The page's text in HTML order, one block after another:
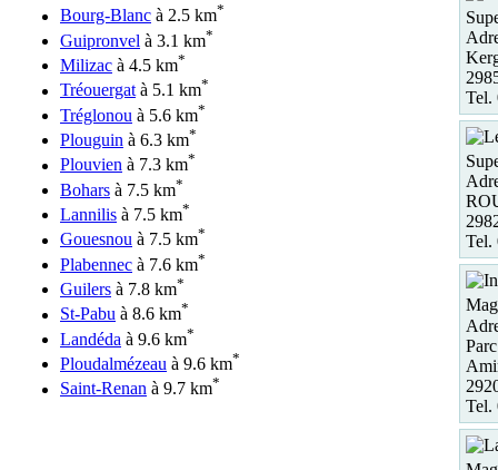
Bourg-Blanc à 2.5 km*
Guipronvel à 3.1 km*
Milizac à 4.5 km*
Tréouergatà 5.1 km*
Tréglonou à 5.6 km*
Plouguin à 6.3 km*
Plouvien à 7.3 km*
Bohars à 7.5 km*
Lannilis à 7.5 km*
Gouesnou à 7.5 km*
Plabennec à 7.6 km*
Guilers à 7.8 km*
St-Pabu à 8.6 km*
Landéda à 9.6 km*
Ploudalmézeau à 9.6 km*
Saint-Renan à 9.7 km*
Tel.
Tel.
Tel.